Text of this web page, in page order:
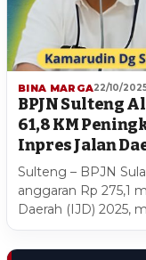
BINA MARGA22/10/
BPJN Sulteng
61,8 KM
Inpres Jalan
Sulteng – BPJN
anggaran Rp 275,1
Daerah (IJD) 2025,